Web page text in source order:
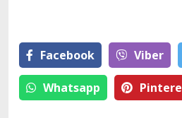
Facebook Viber
Whatsapp